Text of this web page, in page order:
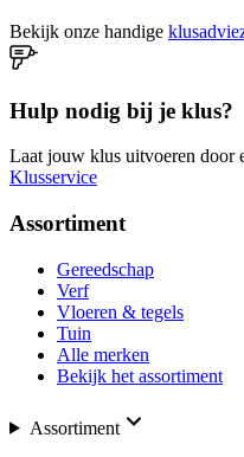
Bekijk onze handige
Hulp nodig bij je klus?
Laat jouw klus uitvoeren door
Klusservice
Assortiment
Gereedschap
Verf
Vloeren & tegels
Tuin
Alle merken
Bekijk het assortiment
Assortiment